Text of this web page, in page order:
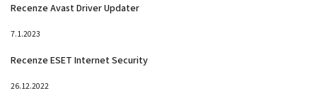
Recenze Avast Driver Updater
7.1.2023
Recenze ESET Internet Security
26.12.2022